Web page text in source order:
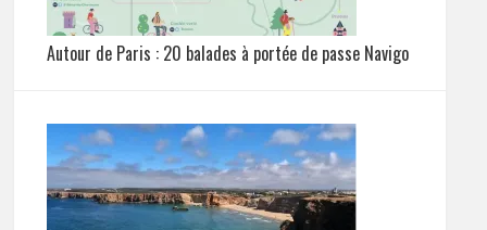
Autour de Paris : 20 balades à portée de passe Navigo